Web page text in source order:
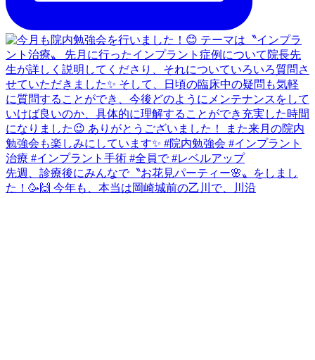
先週、診療後にみんなで〝お花見パーティー🌸〟をしまし
た！🥳🙌 今年も、本当は岡崎城前の乙川で、川沿